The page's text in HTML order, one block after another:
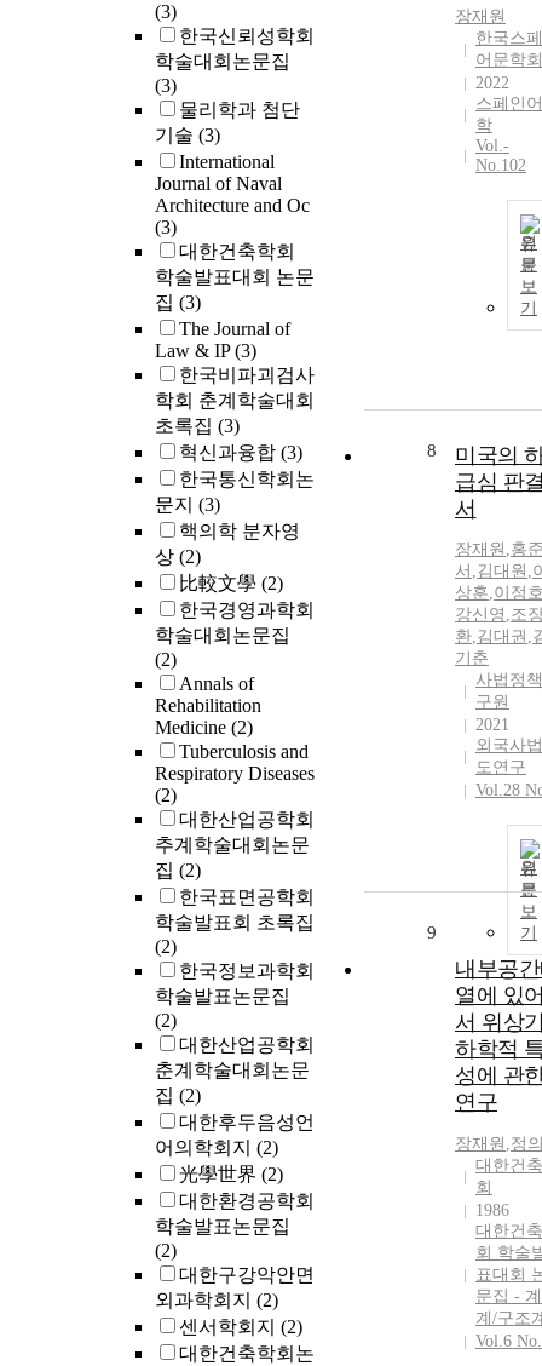
(3)
한국신뢰성학회
학술대회논문집
(3)
물리학과 첨단
기술 (3)
International
Journal of Naval
Architecture and Oc
(3)
대한건축학회
학술발표대회 논문
집 (3)
The Journal of
Law & IP(3)
한국비파괴검사
학회 춘계학술대회
초록집 (3)
혁신과융합 (3)
한국통신학회논
문지 (3)
핵의학 분자영
상 (2)
比較文學 (2)
한국경영과학회
학술대회논문집
(2)
Annals of
Rehabilitation
Medicine (2)
Tuberculosis and
Respiratory Diseases
(2)
대한산업공학회
추계학술대회논문
집 (2)
한국표면공학회
학술발표회 초록집
(2)
한국정보과학회
학술발표논문집
(2)
대한산업공학회
춘계학술대회논문
집 (2)
대한후두음성언
어의학회지 (2)
光學世界 (2)
대한환경공학회
학술발표논문집
(2)
대한구강악안면
외과학회지 (2)
센서학회지 (2)
대한건축학회논
장재원
한국스
어문학회
2022
스페인
학
Vol.-
No.102
원
문
보
기
8
미국의
급심 판
서
장재원 ,홍
서 ,김대원 ,
상훈,이정
강신영 ,조
환,김대권 ,
기춘
사법정
구원
2021
외국사
도연구
Vol.28
원
문
보
기
9
내부공
열에 있
서 위상
하학적
성에 관
연구
장재원 ,정
대한건
회
1986
대한건
회 학술
표대회
문집 -
계/구조
Vol.6